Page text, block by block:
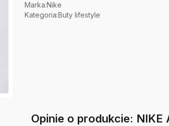
Marka:Nike
Kategoria:Buty lifestyle
Opinie o produkcie: NIKE